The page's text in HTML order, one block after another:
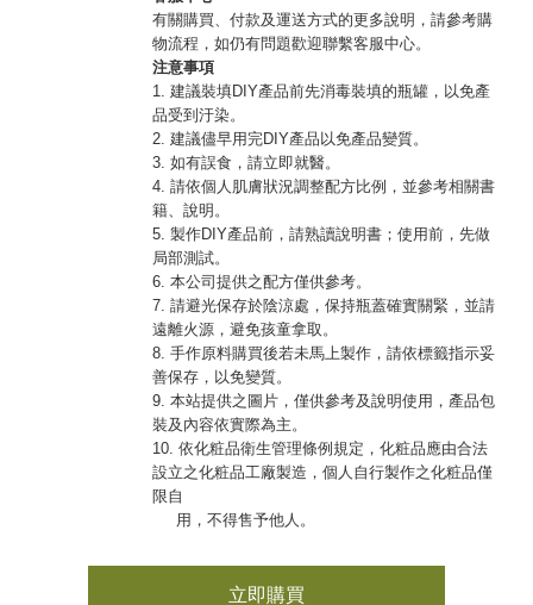
有關購買、付款及運送方式的更多說明，請參考購
物流程，如仍有問題歡迎聯繫客服中心。
注意事項
1. 建議裝填DIY產品前先消毒裝填的瓶罐，以免產
品受到汙染。
2. 建議儘早用完DIY產品以免產品變質。
3. 如有誤食，請立即就醫。
4. 請依個人肌膚狀況調整配方比例，並參考相關書
籍、說明。
5. 製作DIY產品前，請熟讀說明書；使用前，先做
局部測試。
6. 本公司提供之配方僅供參考。
7. 請避光保存於陰涼處，保持瓶蓋確實關緊，並請
遠離火源，避免孩童拿取。
8. 手作原料購買後若未馬上製作，請依標籤指示妥
善保存，以免變質。
9. 本站提供之圖片，僅供參考及說明使用，產品包
裝及內容依實際為主。
10. 依化粧品衛生管理條例規定，化粧品應由合法
設立之化粧品工廠製造，個人自行製作之化粧品僅
限自
用，不得售予他人。
立即購買